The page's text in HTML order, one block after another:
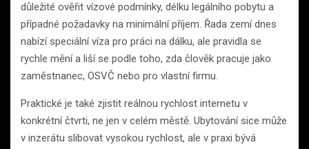
důležité ověřit vízové podmínky, délku legálního pobytu a
případné požadavky na minimální příjem. Řada zemí dnes
nabízí speciální víza pro práci na dálku, ale pravidla se
rychle mění a liší se podle toho, zda člověk pracuje jako
zaměstnanec, OSVČ nebo pro vlastní firmu.
Praktické je také zjistit reálnou rychlost internetu v
konkrétní čtvrti, ne jen v celém městě. Ubytování sice může
v inzerátu slibovat vysokou rychlost, ale v praxi bývá